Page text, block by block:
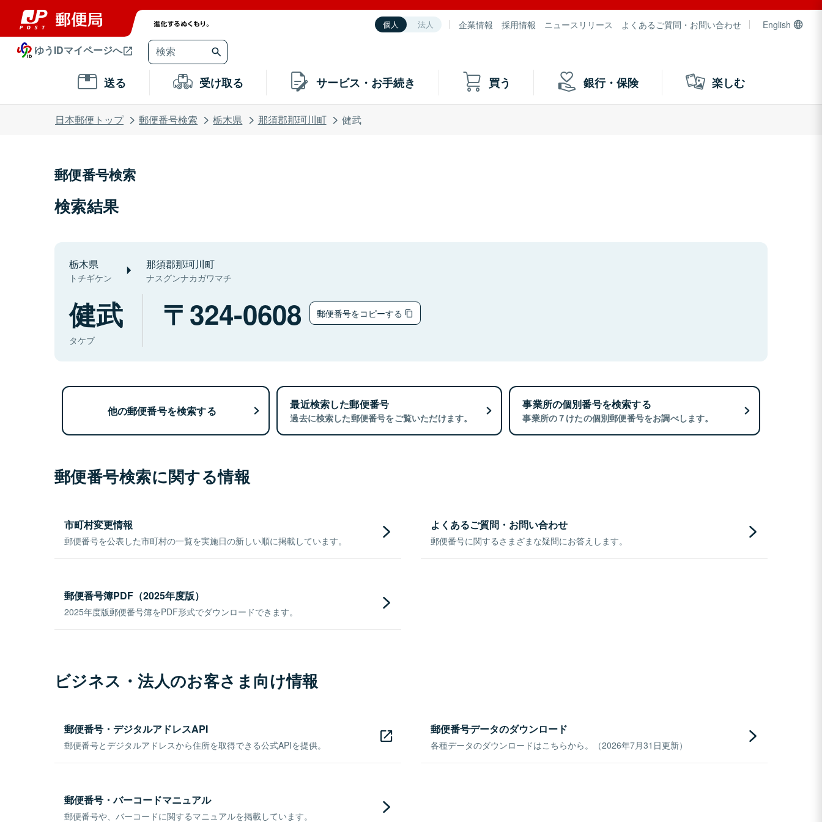
個人 法人 企業情報 採用情報 ニュースリリース よくあるご質問・お問い合わせ English
ゆうIDマイページへ
送る 受け取る サービス・お手続き 買う 銀行・保険 楽しむ
日本郵便トップ 郵便番号検索 栃木県 那須郡那珂川町 健武
郵便番号検索
検索結果
栃木県
トチギケン
那須郡那珂川町
ナスグンナカガワマチ
健武
タケブ
324-0608 郵便番号をコピーする
他の郵便番号を検索する 最近検索した郵便番号
過去に検索した郵便番号をご覧いただけます。
事業所の個別番号を検索する
事業所の７けたの個別郵便番号をお調べします。
郵便番号検索に関する情報
市町村変更情報
郵便番号を公表した市町村の一覧を実施日の新しい順に掲載しています。
よくあるご質問・お問い合わせ
郵便番号に関するさまざまな疑問にお答えします。
郵便番号簿PDF（2025年度版）
2025年度版郵便番号簿をPDF形式でダウンロードできます。
ビジネス・法人のお客さま向け情報
郵便番号・デジタルアドレスAPI
郵便番号とデジタルアドレスから住所を取得できる公式APIを提供。
郵便番号データのダウンロード
各種データのダウンロードはこちらから。（2026年7月31日更新）
郵便番号・バーコードマニュアル
郵便番号や、バーコードに関するマニュアルを掲載しています。